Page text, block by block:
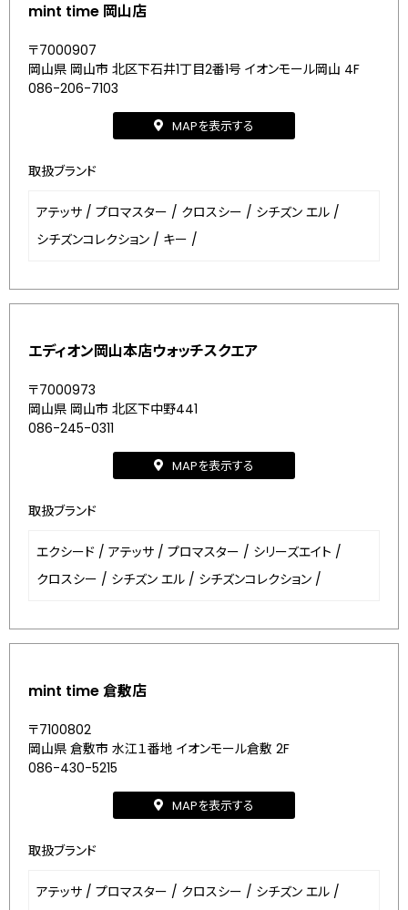
mint time 岡山店
〒7000907
岡山県 岡山市 北区下石井1丁目2番1号 イオンモール岡山 4F
086-206-7103
MAPを表示する
取扱ブランド
アテッサ / プロマスター / クロスシー / シチズン エル /
シチズンコレクション / キー /
エディオン岡山本店ウォッチスクエア
〒7000973
岡山県 岡山市 北区下中野441
086-245-0311
MAPを表示する
取扱ブランド
エクシード / アテッサ / プロマスター / シリーズエイト /
クロスシー / シチズン エル / シチズンコレクション /
mint time 倉敷店
〒7100802
岡山県 倉敷市 水江１番地 イオンモール倉敷 2F
086-430-5215
MAPを表示する
取扱ブランド
アテッサ / プロマスター / クロスシー / シチズン エル /